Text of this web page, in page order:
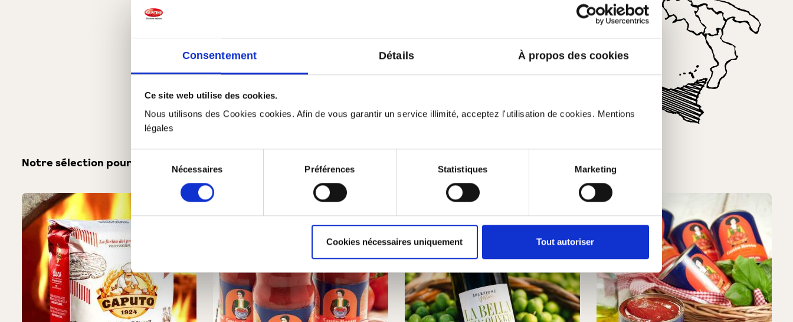
Consentement Détails À propos des cookies
Ce site web utilise des cookies.
Nous utilisons des Cookies cookies. Afin de vous garantir un service illimité, acceptez l'utilisation de cookies. Mentions
légales
consentement
Nécessaires Préférences Statistiques Marketing
Cookies nécessaires uniquement Tout autoriser
Profil de la région
Notre sélection pour vous Vous aimerez peut-être aussi
Produktgalerie überspringen